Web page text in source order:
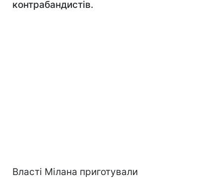
контрабандистів.
Власті Мілана приготували